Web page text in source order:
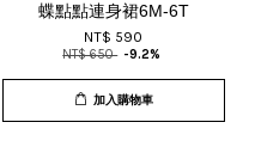
蝶點點連身裙6M-6T
NT$ 590
NT$ 650 -9.2%
加入購物車